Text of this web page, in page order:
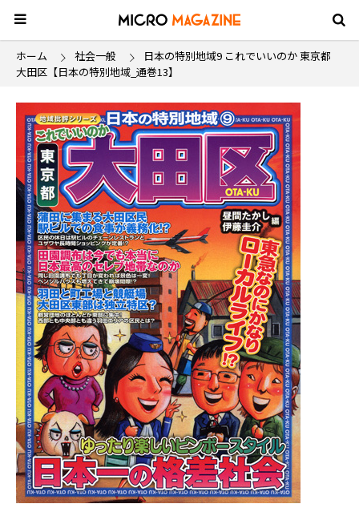
ホーム 社会一般
日本の特別地域9 これでいいのか 東京都
大田区【日本の特別地域_通巻13】